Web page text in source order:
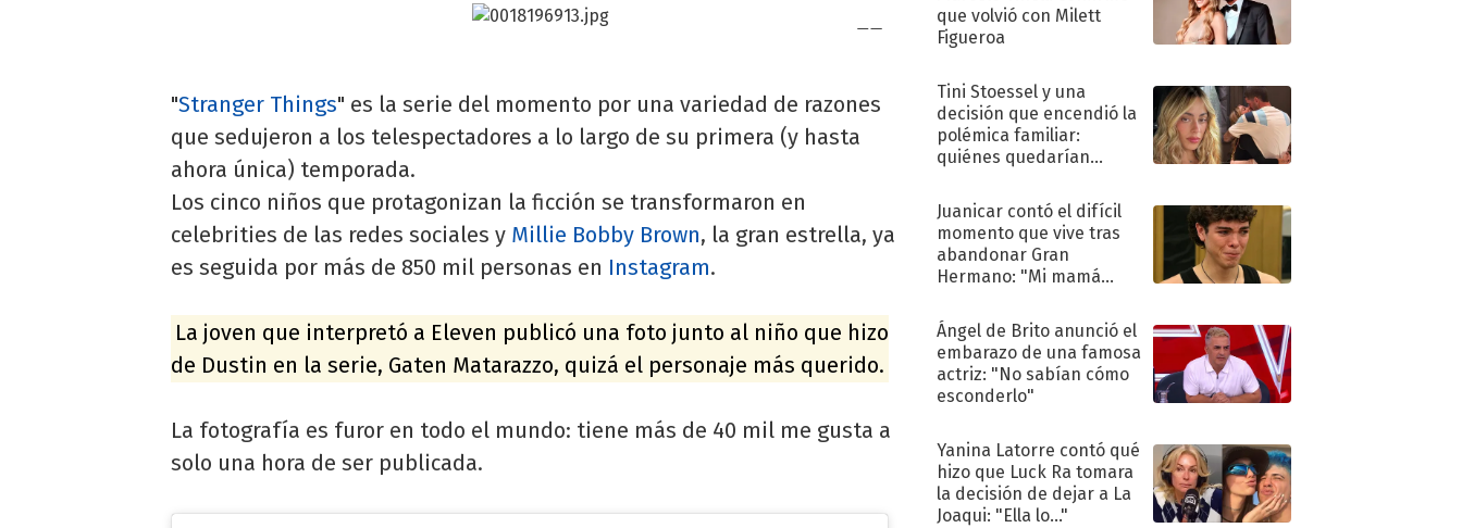
"Stranger Things" es la serie del momento por una variedad de razones
que sedujeron a los telespectadores a lo largo de su primera (y hasta
ahora única) temporada.
Los cinco niños que protagonizan la ficción se transformaron en
celebrities de las redes sociales y Millie Bobby Brown, la gran estrella, ya
es seguida por más de 850 mil personas en Instagram.
La joven que interpretó a Eleven publicó una foto junto al niño que hizo
de Dustin en la serie, Gaten Matarazzo, quizá el personaje más querido.
La fotografía es furor en todo el mundo: tiene más de 40 mil me gusta a
solo una hora de ser publicada.
que volvió con Milett
Figueroa
Tini Stoessel y una
decisión que encendió la
polémica familiar:
quiénes quedarían
Juanicar contó el difícil
momento que vive tras
abandonar Gran
Hermano: "Mi mamá
Ángel de Brito anunció el
embarazo de una famosa
actriz: "No sabían cómo
esconderlo"
Yanina Latorre contó qué
hizo que Luck Ra tomara
la decisión de dejar a La
Joaqui: "Ella lo..."